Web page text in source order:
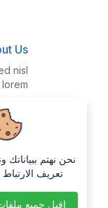
Us
nisl
eu,
velit.
نحن نهتم
تعريف
اقبل جميع